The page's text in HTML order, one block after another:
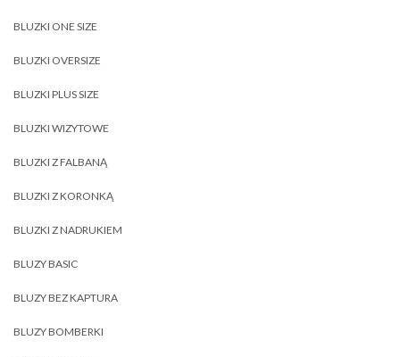
BLUZKI ONE SIZE
BLUZKI OVERSIZE
BLUZKI PLUS SIZE
BLUZKI WIZYTOWE
BLUZKI Z FALBANĄ
BLUZKI Z KORONKĄ
BLUZKI Z NADRUKIEM
BLUZY BASIC
BLUZY BEZ KAPTURA
BLUZY BOMBERKI